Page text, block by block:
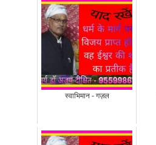
स्वाभिमान - गज़ल